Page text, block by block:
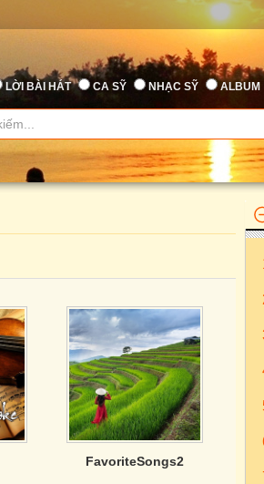
LỜI BÀI HÁT CA SỸ NHẠC SỸ ALBUM
FavoriteSongs2